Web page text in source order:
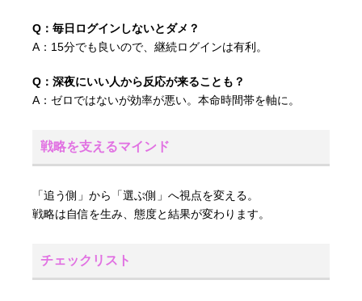
Q：毎日ログインしないとダメ？
A：15分でも良いので、継続ログインは有利。
Q：深夜にいい人から反応が来ることも？
A：ゼロではないが効率が悪い。本命時間帯を軸に。
戦略を支えるマインド
「追う側」から「選ぶ側」へ視点を変える。
戦略は自信を生み、態度と結果が変わります。
チェックリスト